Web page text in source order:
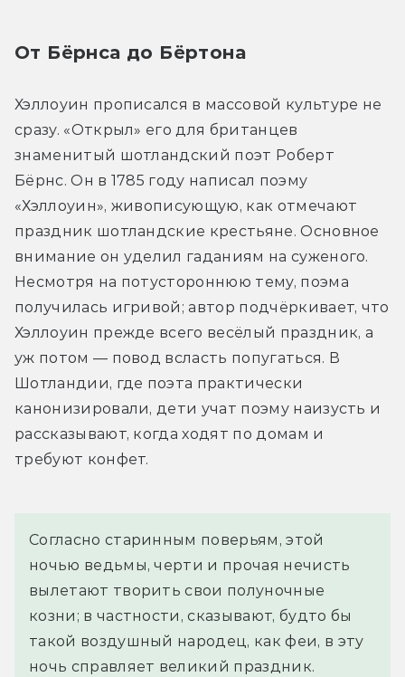
От Бёрнса до Бёртона
Хэллоуин прописался в массовой культуре не
сразу. «Открыл» его для британцев
знаменитый шотландский поэт Роберт
Бёрнс. Он в 1785 году написал поэму
«Хэллоуин», живописующую, как отмечают
праздник шотландские крестьяне. Основное
внимание он уделил гаданиям на суженого.
Несмотря на потустороннюю тему, поэма
получилась игривой; автор подчёркивает, что
Хэллоуин прежде всего весёлый праздник, а
уж потом — повод всласть попугаться. В
Шотландии, где поэта практически
канонизировали, дети учат поэму наизусть и
рассказывают, когда ходят по домам и
требуют конфет.
Согласно старинным поверьям, этой
ночью ведьмы, черти и прочая нечисть
вылетают творить свои полуночные
козни; в частности, сказывают, будто бы
такой воздушный народец, как феи, в эту
ночь справляет великий праздник.